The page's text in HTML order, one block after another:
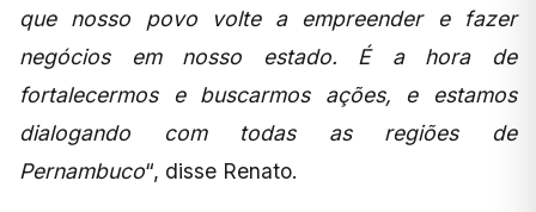
que nosso povo volte a empreender e fazer
negócios em nosso estado. É a hora de
fortalecermos e buscarmos ações, e estamos
dialogando com todas as regiões de
Pernambuco“, disse Renato.